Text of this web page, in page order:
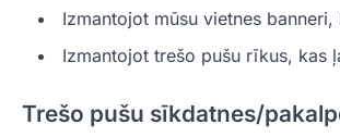
Izmantojot mūsu vietnes
Izmantojot trešo pušu rīkus, kas
Trešo pušu sīkdatnes/